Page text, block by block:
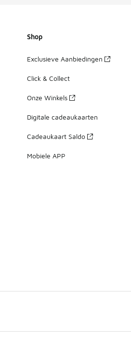
Shop
Exclusieve Aanbiedingen
Click & Collect
Onze Winkels
Digitale cadeaukaarten
Cadeaukaart Saldo
Mobiele APP